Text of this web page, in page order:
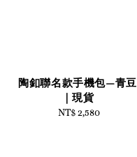
陶釦聯名款手機包—青豆
｜現貨
Regular
NT$ 2,580